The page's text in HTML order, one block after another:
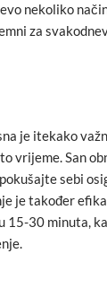
nekoliko
za
je itekako
vrijeme. San
sebi
je također
15-30 minuta,